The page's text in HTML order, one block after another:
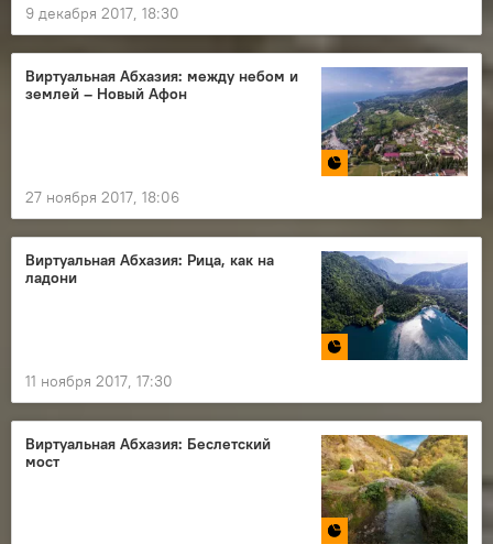
9 декабря 2017, 18:30
Виртуальная Абхазия: между небом и
землей – Новый Афон
27 ноября 2017, 18:06
Виртуальная Абхазия: Рица, как на
ладони
11 ноября 2017, 17:30
Виртуальная Абхазия: Беслетский
мост